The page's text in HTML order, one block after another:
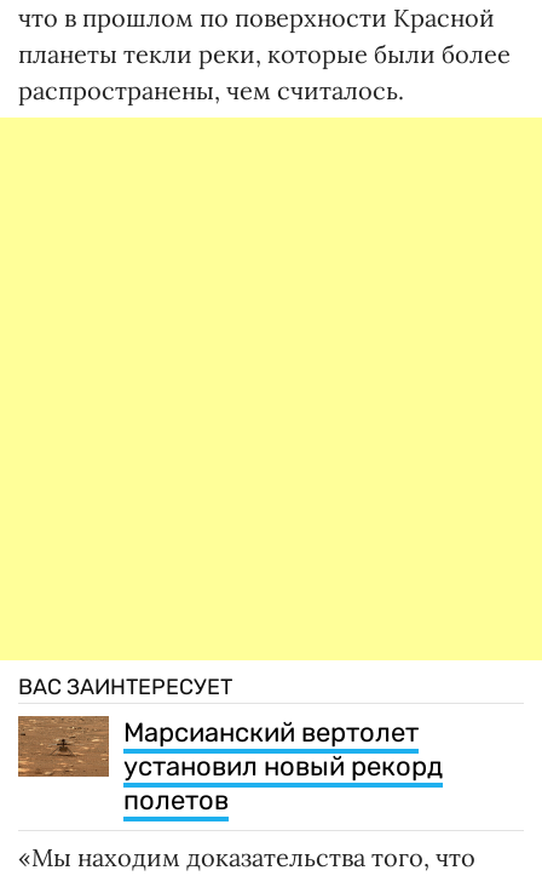
что в прошлом по поверхности Красной
планеты текли реки, которые были более
распространены, чем считалось.
ВАС ЗАИНТЕРЕСУЕТ
Марсианский вертолет
установил новый рекорд
полетов
«Мы находим доказательства того, что